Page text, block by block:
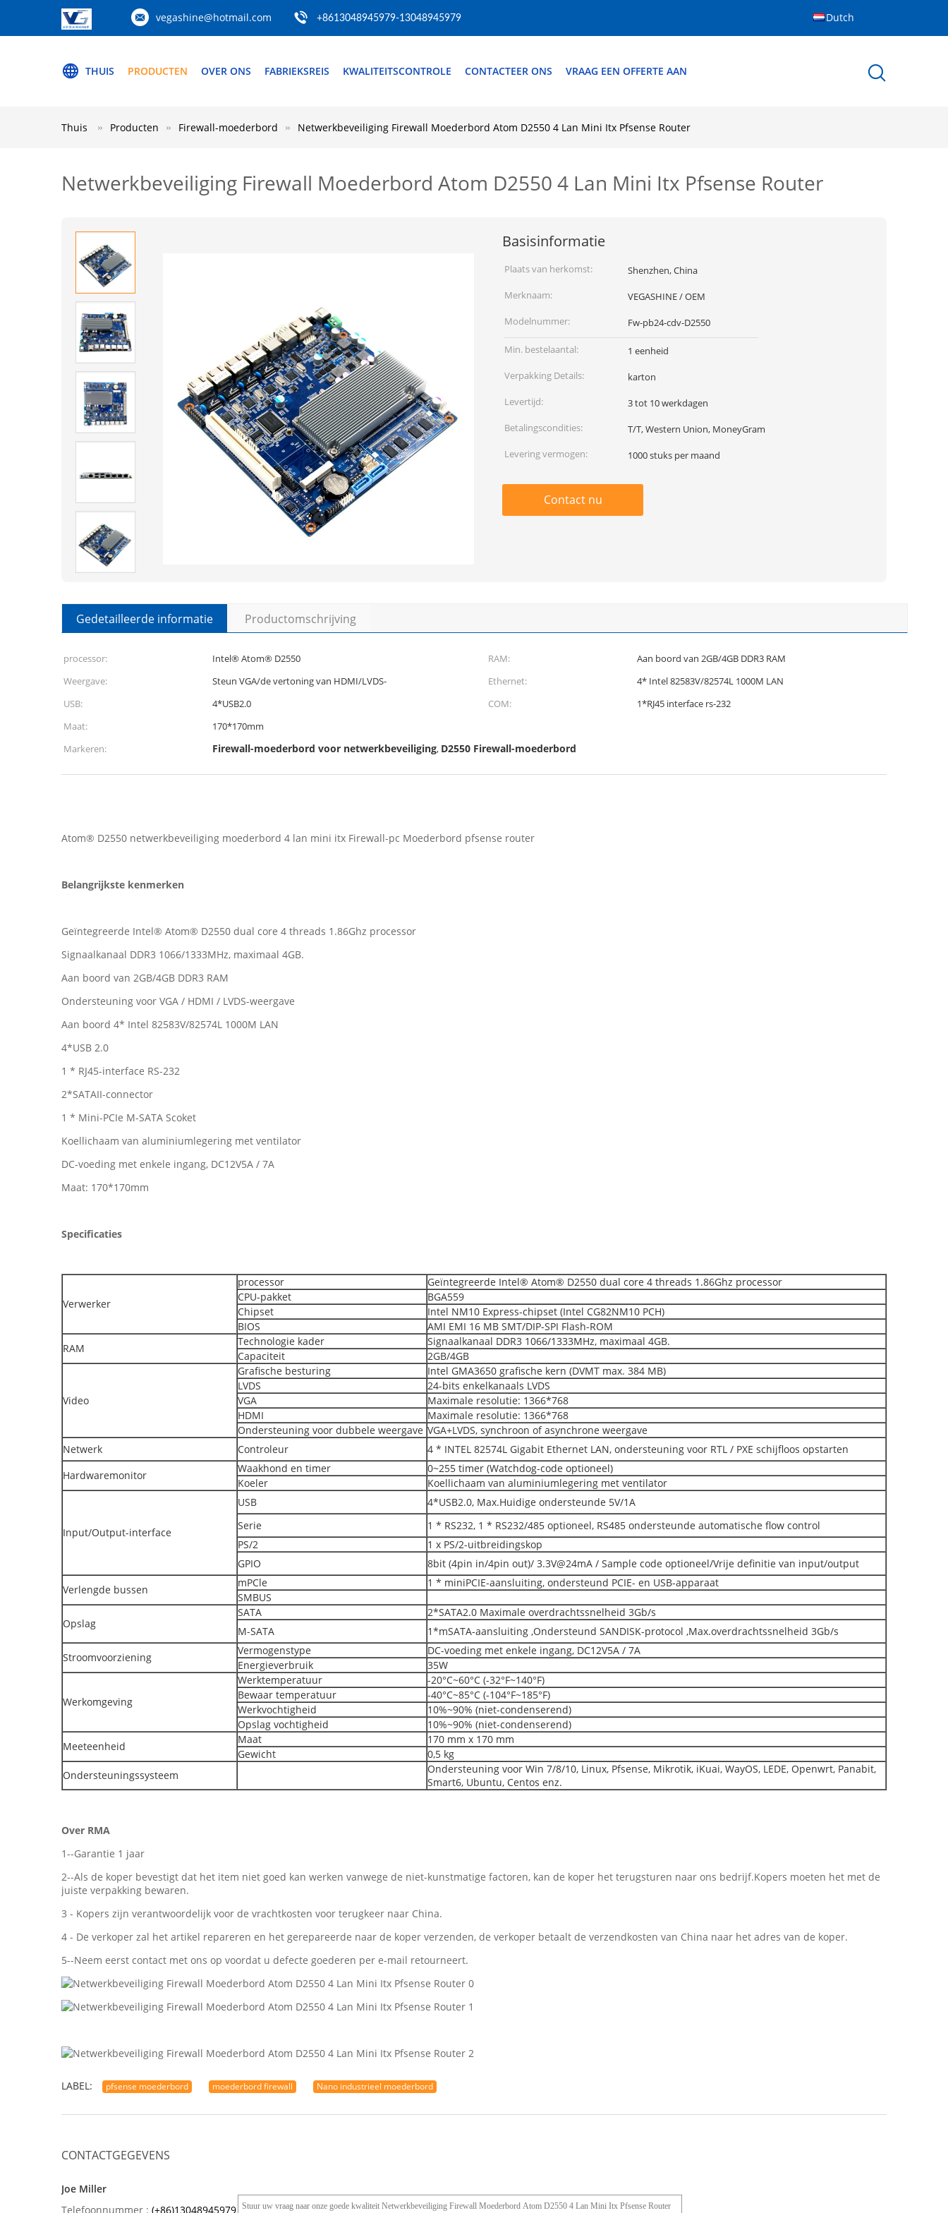
vegashine@hotmail.com +8613048945979-13048945979 Dutch
THUIS PRODUCTEN OVER ONS FABRIEKSREIS KWALITEITSCONTROLE CONTACTEER ONS VRAAG EEN OFFERTE AAN
Thuis Producten Firewall-moederbord Netwerkbeveiliging Firewall Moederbord Atom D2550 4 Lan Mini Itx Pfsense Router
Netwerkbeveiliging Firewall Moederbord Atom D2550 4 Lan Mini Itx Pfsense Router
Basisinformatie
Plaats van herkomst:
Shenzhen, China
Merknaam:
VEGASHINE / OEM
Modelnummer:
Fw-pb24-cdv-D2550
Min. bestelaantal:
1 eenheid
Verpakking Details:
karton
Levertijd:
3 tot 10 werkdagen
Betalingscondities:
T/T, Western Union, MoneyGram
Levering vermogen:
1000 stuks per maand
Contact nu
Gedetailleerde informatie Productomschrijving
processor: Intel® Atom® D2550 RAM:
Aan boord van 2GB/4GB DDR3 RAM
Weergave:
Steun VGA/de vertoning van HDMI/LVDS- Ethernet:
4* Intel 82583V/82574L 1000M LAN
USB:
4*USB2.0 COM:
1*RJ45 interface rs-232
Maat:
170*170mm
Markeren:
Firewall-moederbord voor netwerkbeveiliging, D2550 Firewall-moederbord
Atom® D2550 netwerkbeveiliging moederbord 4 lan mini itx Firewall-pc Moederbord pfsense router
Belangrijkste kenmerken
Geïntegreerde Intel® Atom® D2550 dual core 4 threads 1.86Ghz processor
Signaalkanaal DDR3 1066/1333MHz, maximaal 4GB.
Aan boord van 2GB/4GB DDR3 RAM
Ondersteuning voor VGA / HDMI / LVDS-weergave
Aan boord 4* Intel 82583V/82574L 1000M LAN
4*USB 2.0
1 * RJ45-interface RS-232
2*SATAII-connector
1 * Mini-PCIe M-SATA Scoket
Koellichaam van aluminiumlegering met ventilator
DC-voeding met enkele ingang, DC12V5A / 7A
Maat: 170*170mm
Specificaties
Verwerker
processor
Geïntegreerde Intel® Atom® D2550 dual core 4 threads 1.86Ghz processor
CPU-pakket
BGA559
Chipset
Intel NM10 Express-chipset (Intel CG82NM10 PCH)
BIOS
AMI EMI 16 MB SMT/DIP-SPI Flash-ROM
RAM
Technologie kader
Signaalkanaal DDR3 1066/1333MHz, maximaal 4GB.
Capaciteit
2GB/4GB
Video
Grafische besturing
Intel GMA3650 grafische kern (DVMT max. 384 MB)
LVDS
24-bits enkelkanaals LVDS
VGA
Maximale resolutie: 1366*768
HDMI
Maximale resolutie: 1366*768
Ondersteuning voor dubbele weergave VGA+LVDS, synchroon of asynchrone weergave
Netwerk
Controleur
4 * INTEL 82574L Gigabit Ethernet LAN, ondersteuning voor RTL / PXE schijfloos opstarten
Hardwaremonitor
Waakhond en timer
0~255 timer (Watchdog-code optioneel)
Koeler
Koellichaam van aluminiumlegering met ventilator
Input/Output-interface
USB
4*USB2.0, Max.Huidige ondersteunde 5V/1A
Serie
1 * RS232, 1 * RS232/485 optioneel, RS485 ondersteunde automatische flow control
PS/2
1 x PS/2-uitbreidingskop
GPIO
8bit (4pin in/4pin out)/ 3.3V@24mA / Sample code optioneel/Vrije definitie van input/output
Verlengde bussen
mPCle
1 * miniPCIE-aansluiting, ondersteund PCIE- en USB-apparaat
SMBUS
Opslag
SATA
2*SATA2.0 Maximale overdrachtssnelheid 3Gb/s
M-SATA
1*mSATA-aansluiting ,Ondersteund SANDISK-protocol ,Max.overdrachtssnelheid 3Gb/s
Stroomvoorziening
Vermogenstype
DC-voeding met enkele ingang, DC12V5A / 7A
Energieverbruik
35W
Werkomgeving
Werktemperatuur
-20°C~60°C (-32°F~140°F)
Bewaar temperatuur
-40°C~85°C (-104°F~185°F)
Werkvochtigheid
10%~90% (niet-condenserend)
Opslag vochtigheid
10%~90% (niet-condenserend)
Meeteenheid
Maat
170 mm x 170 mm
Gewicht
0,5 kg
Ondersteuningssysteem
Ondersteuning voor Win 7/8/10, Linux, Pfsense, Mikrotik, iKuai, WayOS, LEDE, Openwrt, Panabit,
Smart6, Ubuntu, Centos enz.
Over RMA
1--Garantie 1 jaar
2--Als de koper bevestigt dat het item niet goed kan werken vanwege de niet-kunstmatige factoren, kan de koper het terugsturen naar ons bedrijf.Kopers moeten het met de
juiste verpakking bewaren.
3 - Kopers zijn verantwoordelijk voor de vrachtkosten voor terugkeer naar China.
4 - De verkoper zal het artikel repareren en het gerepareerde naar de koper verzenden, de verkoper betaalt de verzendkosten van China naar het adres van de koper.
5--Neem eerst contact met ons op voordat u defecte goederen per e-mail retourneert.
LABEL: pfsense moederbord moederbord firewall Nano industrieel moederbord
CONTACTGEGEVENS
Joe Miller
Telefoonnummer : (+86)13048945979